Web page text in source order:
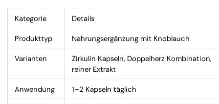
Kategorie Details
Produkttyp Nahrungsergänzung mit Knoblauch
Varianten
Zirkulin Kapseln, Doppelherz Kombination,
reiner Extrakt
Anwendung 1–2 Kapseln täglich